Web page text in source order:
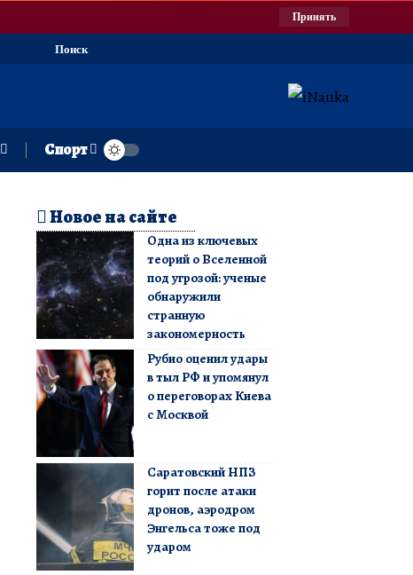
Принять
Поиск
Спорт
Новое на сайте
Одна из ключевых
теорий о Вселенной
под угрозой: ученые
обнаружили
странную
закономерность
Рубио оценил удары
в тыл РФ и упомянул
о переговорах Киева
с Москвой
Саратовский НПЗ
горит после атаки
дронов, аэродром
Энгельса тоже под
ударом